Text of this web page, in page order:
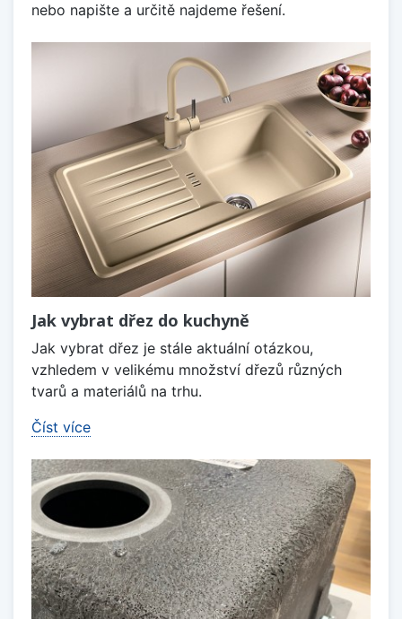
nebo napište a určitě najdeme řešení.
Jak vybrat dřez do kuchyně
Jak vybrat dřez je stále aktuální otázkou,
vzhledem v velikému množství dřezů různých
tvarů a materiálů na trhu.
Číst více